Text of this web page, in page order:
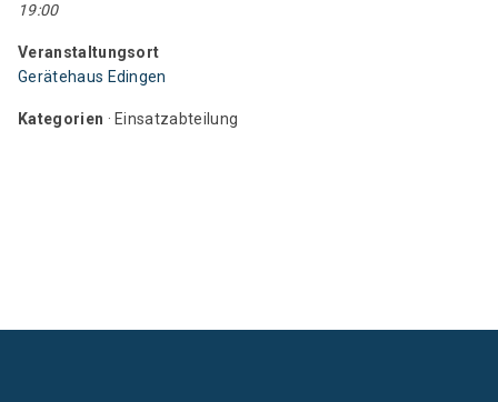
19:00
Veranstaltungsort
Gerätehaus Edingen
Kategorien · Einsatzabteilung